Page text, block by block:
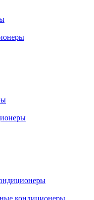
кондиционеры